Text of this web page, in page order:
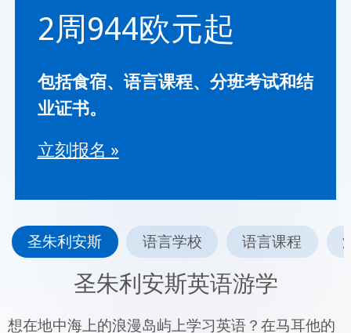
2周944欧元起
包括食宿、语言课程、分班考试和结
业证书。
立刻报名 »
圣朱利安斯 语言学校 语言课程
圣朱利安斯英语游学
想在地中海上的浪漫岛屿上学习英语？在马耳他的